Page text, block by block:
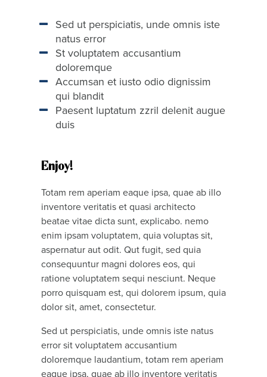
Sed ut perspiciatis, unde omnis iste
natus error
St voluptatem accusantium
doloremque
Accumsan et iusto odio dignissim
qui blandit
Paesent luptatum zzril delenit augue
duis
Enjoy!
Totam rem aperiam eaque ipsa, quae ab illo
inventore veritatis et quasi architecto
beatae vitae dicta sunt, explicabo. nemo
enim ipsam voluptatem, quia voluptas sit,
aspernatur aut odit. Qut fugit, sed quia
consequuntur magni dolores eos, qui
ratione voluptatem sequi nesciunt. Neque
porro quisquam est, qui dolorem ipsum, quia
dolor sit, amet, consectetur.
Sed ut perspiciatis, unde omnis iste natus
error sit voluptatem accusantium
doloremque laudantium, totam rem aperiam
eaque ipsa, quae ab illo inventore veritatis